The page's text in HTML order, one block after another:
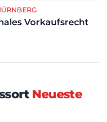
Vorkaufsrecht
Neueste